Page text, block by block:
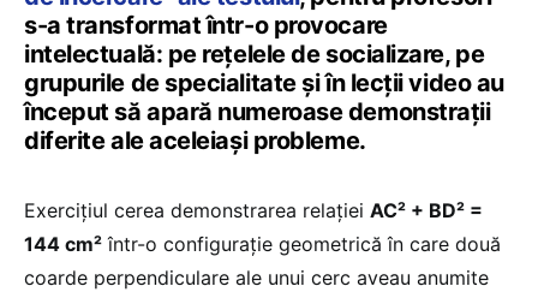
s-a transformat într-o provocare
intelectuală: pe rețelele de socializare, pe
grupurile de specialitate și în lecții video au
început să apară numeroase demonstrații
diferite ale aceleiași probleme.
Exercițiul cerea demonstrarea relației AC² + BD² =
144 cm² într-o configurație geometrică în care două
coarde perpendiculare ale unui cerc aveau anumite